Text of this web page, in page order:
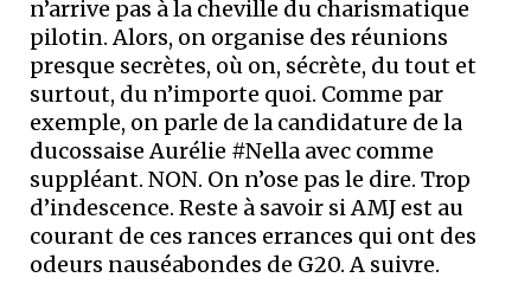
n’arrive pas à la cheville du charismatique
pilotin. Alors, on organise des réunions
presque secrètes, où on, sécrète, du tout et
surtout, du n’importe quoi. Comme par
exemple, on parle de la candidature de la
ducossaise Aurélie #Nella avec comme
suppléant. NON. On n’ose pas le dire. Trop
d’indescence. Reste à savoir si AMJ est au
courant de ces rances errances qui ont des
odeurs nauséabondes de G20. A suivre.